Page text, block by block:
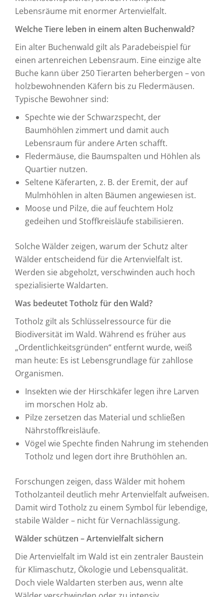
Lebensräume mit enormer Artenvielfalt.
Welche Tiere leben in einem alten Buchenwald?
Ein alter Buchenwald gilt als Paradebeispiel für
einen artenreichen Lebensraum. Eine einzige alte
Buche kann über 250 Tierarten beherbergen – von
holzbewohnenden Käfern bis zu Fledermäusen.
Typische Bewohner sind:
Spechte wie der Schwarzspecht, der
Baumhöhlen zimmert und damit auch
Lebensraum für andere Arten schafft.
Fledermäuse, die Baumspalten und Höhlen als
Quartier nutzen.
Seltene Käferarten, z. B. der Eremit, der auf
Mulmhöhlen in alten Bäumen angewiesen ist.
Moose und Pilze, die auf feuchtem Holz
gedeihen und Stoffkreisläufe stabilisieren.
Solche Wälder zeigen, warum der Schutz alter
Wälder entscheidend für die Artenvielfalt ist.
Werden sie abgeholzt, verschwinden auch hoch
spezialisierte Waldarten.
Was bedeutet Totholz für den Wald?
Totholz gilt als Schlüsselressource für die
Biodiversität im Wald. Während es früher aus
„Ordentlichkeitsgründen“ entfernt wurde, weiß
man heute: Es ist Lebensgrundlage für zahllose
Organismen.
Insekten wie der Hirschkäfer legen ihre Larven
im morschen Holz ab.
Pilze zersetzen das Material und schließen
Nährstoffkreisläufe.
Vögel wie Spechte finden Nahrung im stehenden
Totholz und legen dort ihre Bruthöhlen an.
Forschungen zeigen, dass Wälder mit hohem
Totholzanteil deutlich mehr Artenvielfalt aufweisen.
Damit wird Totholz zu einem Symbol für lebendige,
stabile Wälder – nicht für Vernachlässigung.
Wälder schützen – Artenvielfalt sichern
Die Artenvielfalt im Wald ist ein zentraler Baustein
für Klimaschutz, Ökologie und Lebensqualität.
Doch viele Waldarten sterben aus, wenn alte